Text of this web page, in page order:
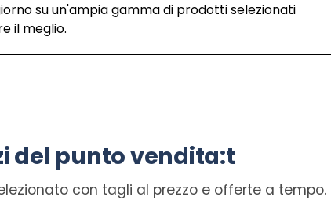
su un'ampia gamma di prodotti selezionati
il meglio.
del punto vendita:t
con tagli al prezzo e offerte a tempo.